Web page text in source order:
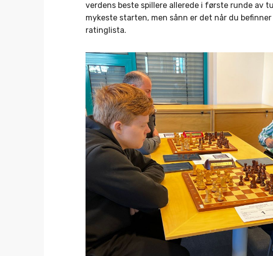
verdens beste spillere allerede i første runde av
mykeste starten, men sånn er det når du
ratinglista.